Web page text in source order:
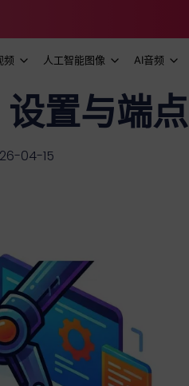
频 人工智能图像 AI音频
置与端点
04-15